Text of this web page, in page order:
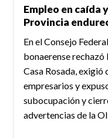
Empleo en caída
Provincia
En el Consejo
bonaerense
Casa Rosada,
empresarios y
subocupación y
advertencias de la